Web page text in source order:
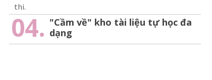
thi.
04. "Cầm về" kho tài liệu tự học đa
dạng